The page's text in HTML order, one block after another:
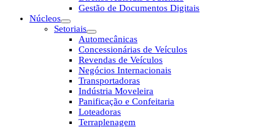
Gestão de Documentos Digitais
Núcleos
Setoriais
Automecânicas
Concessionárias de Veículos
Revendas de Veículos
Negócios Internacionais
Transportadoras
Indústria Moveleira
Panificação e Confeitaria
Loteadoras
Terraplenagem